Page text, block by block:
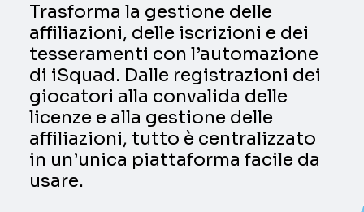
Trasforma la gestione delle
affiliazioni, delle iscrizioni e dei
tesseramenti con l’automazione
di iSquad. Dalle registrazioni dei
giocatori alla convalida delle
licenze e alla gestione delle
affiliazioni, tutto è centralizzato
in un’unica piattaforma facile da
usare.